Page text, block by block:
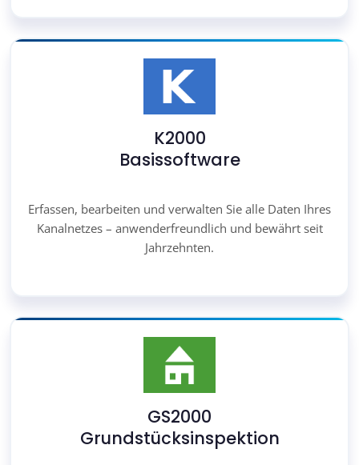
K2000
Basissoftware
Erfassen, bearbeiten und verwalten Sie alle Daten Ihres
Kanalnetzes – anwenderfreundlich und bewährt seit
Jahrzehnten.
GS2000
Grundstücksinspektion